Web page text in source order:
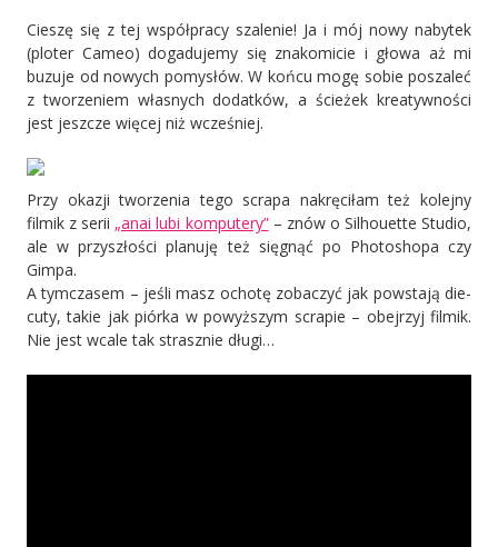
Cieszę się z tej współpracy szalenie! Ja i mój nowy nabytek
(ploter Cameo) dogadujemy się znakomicie i głowa aż mi
buzuje od nowych pomysłów. W końcu mogę sobie poszaleć
z tworzeniem własnych dodatków, a ścieżek kreatywności
jest jeszcze więcej niż wcześniej.
Przy okazji tworzenia tego scrapa nakręciłam też kolejny
filmik z serii „anai lubi komputery”– znów o Silhouette Studio,
ale w przyszłości planuję też sięgnąć po Photoshopa czy
Gimpa.
A tymczasem – jeśli masz ochotę zobaczyć jak powstają die-
cuty, takie jak piórka w powyższym scrapie – obejrzyj filmik.
Nie jest wcale tak strasznie długi…